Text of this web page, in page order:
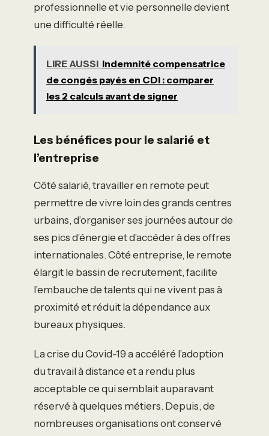
professionnelle et vie personnelle devient
une difficulté réelle.
LIRE AUSSI Indemnité compensatrice
de congés payés en CDI : comparer
les 2 calculs avant de signer
Les bénéfices pour le salarié et
l’entreprise
Côté salarié, travailler en remote peut
permettre de vivre loin des grands centres
urbains, d’organiser ses journées autour de
ses pics d’énergie et d’accéder à des offres
internationales. Côté entreprise, le remote
élargit le bassin de recrutement, facilite
l’embauche de talents qui ne vivent pas à
proximité et réduit la dépendance aux
bureaux physiques.
La crise du Covid-19 a accéléré l’adoption
du travail à distance et a rendu plus
acceptable ce qui semblait auparavant
réservé à quelques métiers. Depuis, de
nombreuses organisations ont conservé